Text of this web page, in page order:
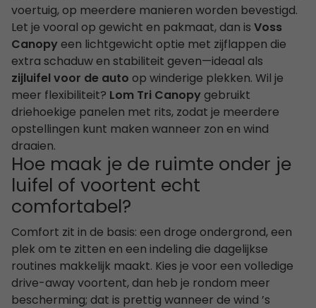
voertuig, op meerdere manieren worden bevestigd.
Let je vooral op gewicht en pakmaat, dan isVoss
Canopyeen lichtgewicht optie met zijflappen die
extra schaduw en stabiliteit geven—ideaal als
zijluifel voor de autoop winderige plekken. Wil je
meer flexibiliteit? Lom Tri Canopygebruikt
driehoekige panelen met rits, zodat je meerdere
opstellingen kunt maken wanneer zon en wind
draaien.
Hoe maak je de ruimte onder je
luifel of voortent echt
comfortabel?
Comfort zit in de basis: een droge ondergrond, een
plek om te zitten en een indeling die dagelijkse
routines makkelijk maakt. Kies je voor een volledige
drive-away voortent, dan heb je rondom meer
bescherming; dat is prettig wanneer de wind ’s